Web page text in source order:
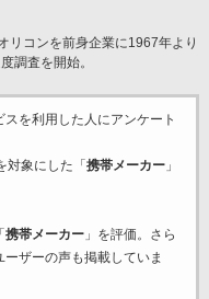
リコンを前身企業に1967年より
調査を開始。
スを利用した 人にアンケート
対象にした「 携帯メーカー」
携帯メーカー」を評価。さら
ザーの声も掲載していま